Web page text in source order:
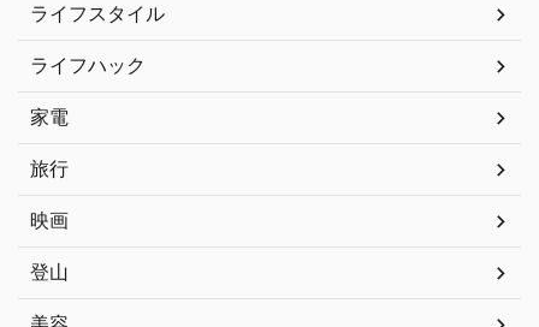
ライフスタイル
ライフハック
家電
旅行
映画
登山